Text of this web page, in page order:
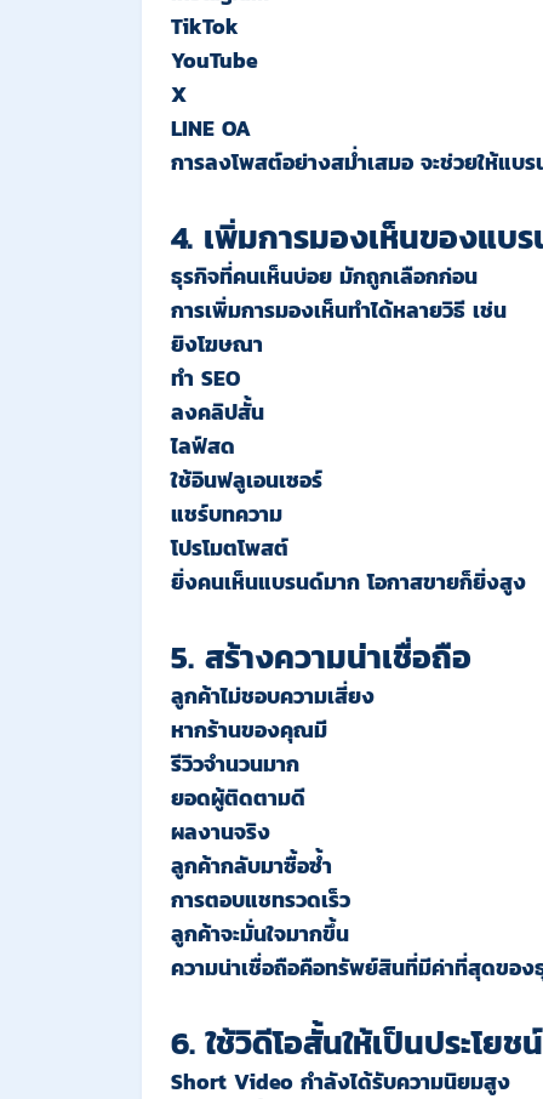
TikTok
YouTube
X
LINE OA
การลงโพสต์อย่างสม่ำเสมอ จะช่วยให้แบ
4. เพิ่มการมองเห็นของแบ
ธุรกิจที่คนเห็นบ่อย มักถูกเลือกก่อน
การเพิ่มการมองเห็นทำได้หลายวิธี เช่น
ยิงโฆษณา
ทำ SEO
ลงคลิปสั้น
ไลฟ์สด
ใช้อินฟลูเอนเซอร์
แชร์บทความ
โปรโมตโพสต์
ยิ่งคนเห็นแบรนด์มาก โอกาสขายก็ยิ่งสูง
5. สร้างความน่าเชื่อถือ
ลูกค้าไม่ชอบความเสี่ยง
หากร้านของคุณมี
รีวิวจำนวนมาก
ยอดผู้ติดตามดี
ผลงานจริง
ลูกค้ากลับมาซื้อซ้ำ
การตอบแชทรวดเร็ว
ลูกค้าจะมั่นใจมากขึ้น
ความน่าเชื่อถือคือทรัพย์สินที่มีค่าที่สุดของ
6. ใช้วิดีโอสั้นให้เป็นประโยชน์
Short Video กำลังได้รับความนิยมสูง